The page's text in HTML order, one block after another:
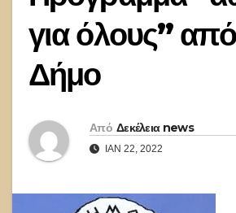
για όλους”
Δήμο
Από Δεκέλεια news
ΙΑΝ 22, 2022